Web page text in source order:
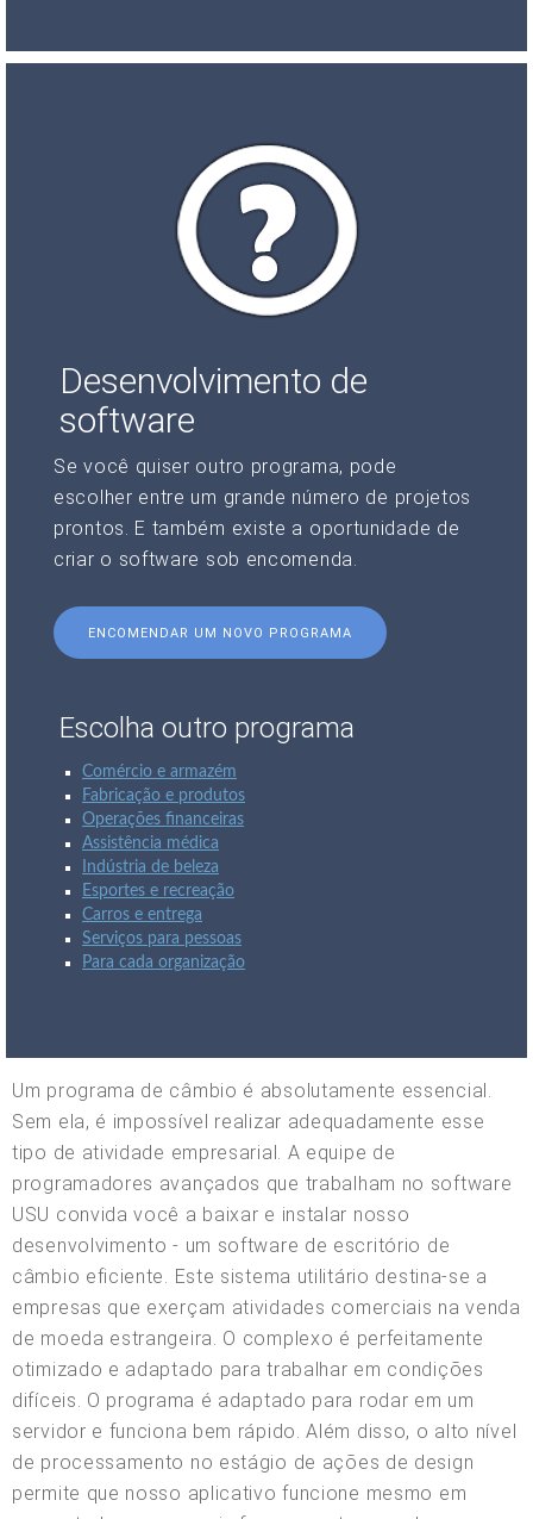
Desenvolvimento de
software
Se você quiser outro programa, pode
escolher entre um grande número de projetos
prontos. E também existe a oportunidade de
criar o software sob encomenda.
ENCOMENDAR UM NOVO PROGRAMA
Escolha outro programa
Comércio e armazém
Fabricação e produtos
Operações financeiras
Assistência médica
Indústria de beleza
Esportes e recreação
Carros e entrega
Serviços para pessoas
Para cada organização
Um programa de câmbio é absolutamente essencial.
Sem ela, é impossível realizar adequadamente esse
tipo de atividade empresarial. A equipe de
programadores avançados que trabalham no software
USU convida você a baixar e instalar nosso
desenvolvimento - um software de escritório de
câmbio eficiente. Este sistema utilitário destina-se a
empresas que exerçam atividades comerciais na venda
de moeda estrangeira. O complexo é perfeitamente
otimizado e adaptado para trabalhar em condições
difíceis. O programa é adaptado para rodar em um
servidor e funciona bem rápido. Além disso, o alto nível
de processamento no estágio de ações de design
permite que nosso aplicativo funcione mesmo em